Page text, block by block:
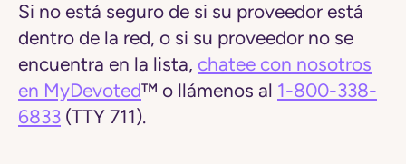
Si no está seguro de si su proveedor está
dentro de la red, o si su proveedor no se
encuentra en la lista, chatee con nosotros
en MyDevoted™ o llámenos al 1-800-338-
6833 (TTY 711).